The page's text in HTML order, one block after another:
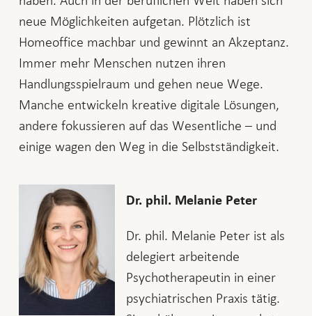
neue Möglichkeiten aufgetan. Plötzlich ist
Homeoffice machbar und gewinnt an Akzeptanz.
Immer mehr Menschen nutzen ihren
Handlungsspielraum und gehen neue Wege.
Manche entwickeln kreative digitale Lösungen,
andere fokussieren auf das Wesentliche – und
einige wagen den Weg in die Selbstständigkeit.
Dr. phil. Melanie Peter
Dr. phil. Melanie Peter ist als
delegiert arbeitende
Psychotherapeutin in einer
psychiatrischen Praxis tätig.